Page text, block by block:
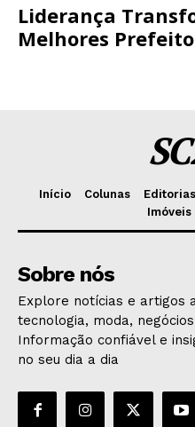
Liderança
Melhores
Início Colunas Editorias
Imóveis
Sobre nós
Explore notícias e artigos
tecnologia, moda,
Informação confiável e
no seu dia a dia